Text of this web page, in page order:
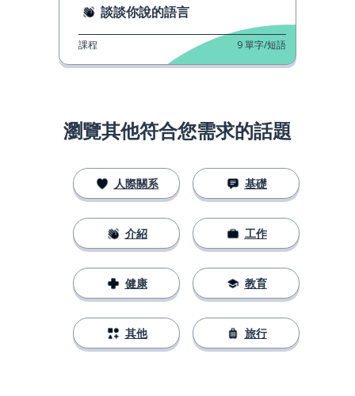
談談你說的語言
課程 9單字/短語
瀏覽其他符合您需求的話題
人際關系
介紹
健康
其他
基礎
工作
教育
旅行